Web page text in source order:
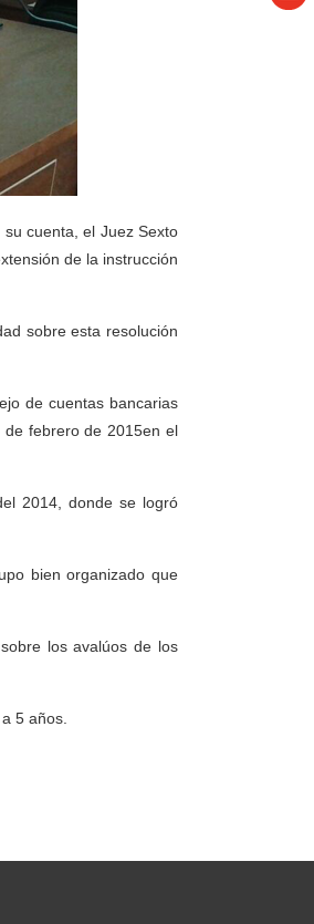
cuenta, el Juez Sexto
de la instrucción
sobre esta resolución
de cuentas bancarias
de febrero de 2015en el
2014, donde se logró
bien organizado que
los avalúos de los
5 años.